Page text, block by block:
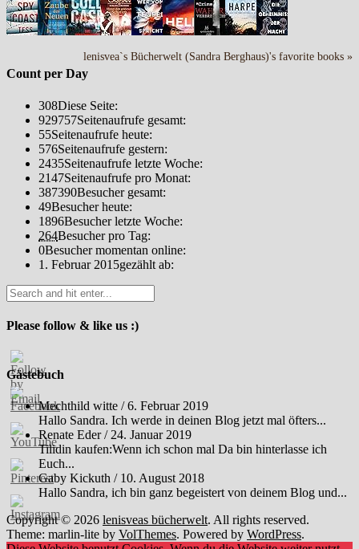
lenisvea`s Bücherwelt (Sandra Berghaus)'s favorite books »
Count per Day
308Diese Seite:
929757Seitenaufrufe gesamt:
55Seitenaufrufe heute:
576Seitenaufrufe gestern:
2435Seitenaufrufe letzte Woche:
2147Seitenaufrufe pro Monat:
387390Besucher gesamt:
49Besucher heute:
1896Besucher letzte Woche:
264Besucher pro Tag:
0Besucher momentan online:
1. Februar 2015gezählt ab:
Please follow & like us :)
Gästebuch
Mechthild witte /6. Februar 2019
Hallo Sandra. Ich werde in deinen Blog jetzt mal öfters...
Renate Eder/ 24. Januar 2019
Tilidin kaufen:Wenn ich schon mal Da bin hinterlasse ich
Euch...
Gaby Kickuth / 10. August 2018
Hallo Sandra, ich bin ganz begeistert von deinem Blog und...
Copyright © 2026 lenisveas bücherwelt. All rights reserved.
Theme: marlin-lite by VolThemes. Powered by WordPress.